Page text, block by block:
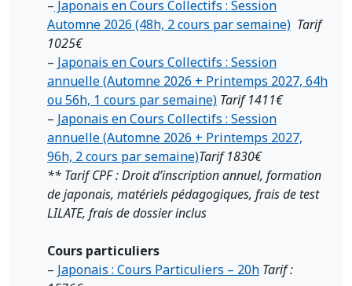
– Japonais en Cours Collectifs : Session
Automne 2026 (48h, 2 cours par semaine) Tarif
1025€
– Japonais en Cours Collectifs : Session
annuelle (Automne 2026 + Printemps 2027, 64h
ou 56h, 1 cours par semaine) Tarif 1411€
– Japonais en Cours Collectifs : Session
annuelle (Automne 2026 + Printemps 2027,
96h, 2 cours par semaine)Tarif 1830€
** Tarif CPF : Droit d’inscription annuel, formation
de japonais, matériels pédagogiques, frais de test
LILATE, frais de dossier inclus
Cours particuliers
– Japonais : Cours Particuliers – 20h Tarif :